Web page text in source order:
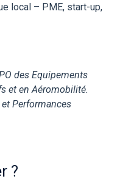
local – PME, start-up,
des Equipements
et en Aéromobilité.
Performances
?